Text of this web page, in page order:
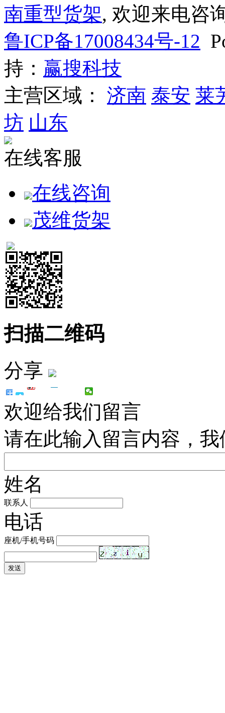
南重型货架, 欢迎来电咨
鲁ICP备17008434号-12
持： 赢搜科技
主营区域： 济南 泰安 莱
坊 山东
在线客服
在线咨询
茂维货架
扫描二维码
分享
欢迎给我们留言
请在此输入留言内容，
姓名
联系人
电话
座机/手机号码